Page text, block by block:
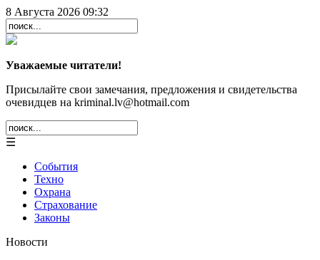
8 Августа 2026 09:32
Уважаемые читатели!
Присылайте свои замечания, предложения и свидетельства
очевидцев на kriminal.lv@hotmail.com
☰
События
Техно
Охрана
Страхование
Законы
Новости